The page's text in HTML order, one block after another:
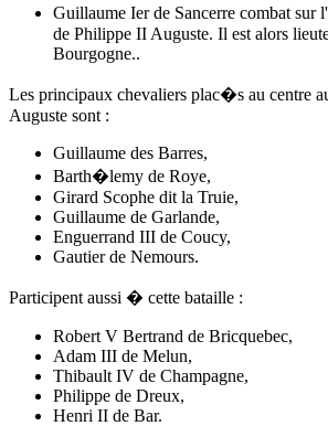
Guillaume Ier de Sancerre combat
de Philippe II Auguste. Il est alors
Bourgogne..
Les principaux chevaliers plac�s au centre
Auguste sont :
Guillaume des Barres,
Barth�lemy de Roye,
Girard Scophe dit la Truie,
Guillaume de Garlande,
Enguerrand III de Coucy,
Gautier de Nemours.
Participent aussi � cette bataille :
Robert V Bertrand de Bricquebec,
Adam III de Melun,
Thibault IV de Champagne,
Philippe de Dreux,
Henri II de Bar.